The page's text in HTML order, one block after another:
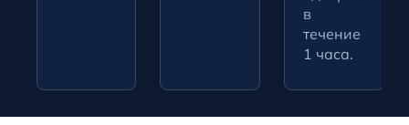
в
течение
1 часа.